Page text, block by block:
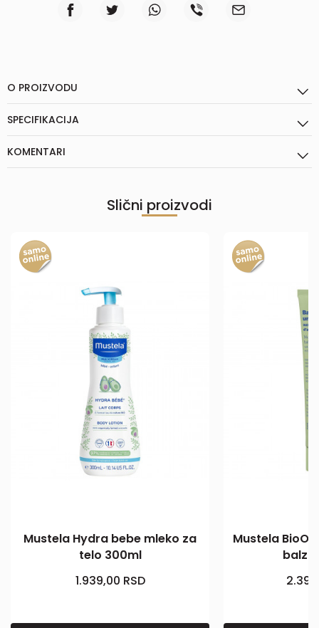
O PROIZVODU
SPECIFIKACIJA
KOMENTARI
Slični proizvodi
Mustela Hydra bebe mleko za
telo 300ml
1.939,00 RSD
Mustela